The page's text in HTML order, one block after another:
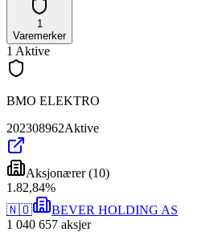
1
Varemerker
1 Aktive
BMO ELEKTRO
202308962Aktive
Aksjonærer(10)
1 .82,84%
🇳🇴
BEVER HOLDING AS
1 040 657 aksjer